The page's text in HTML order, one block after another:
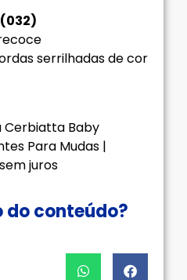
(032)
serrilhadas de cor
do conteúdo?